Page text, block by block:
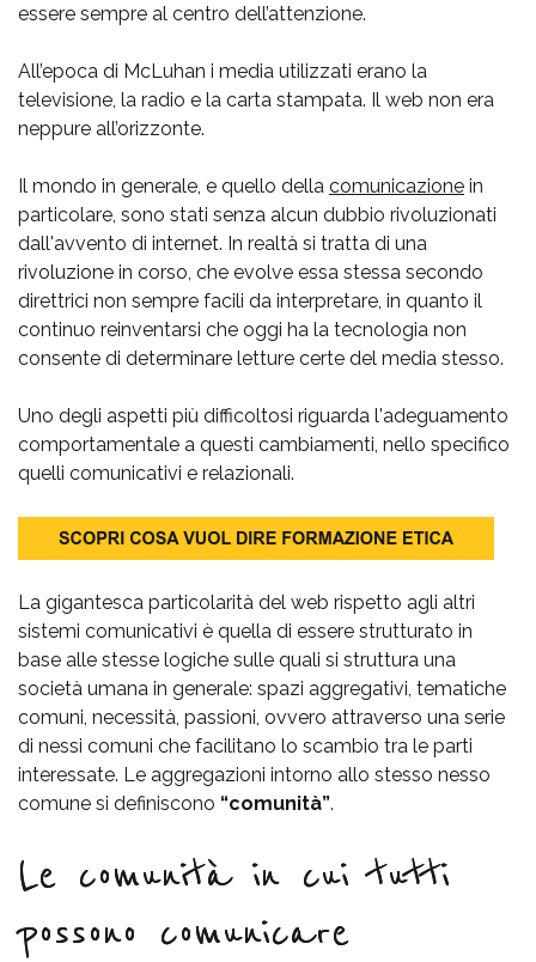
essere sempre al centro dell’attenzione.
All’epoca di McLuhan i media utilizzati erano la
televisione, la radio e la carta stampata. Il web non era
neppure all’orizzonte.
Il mondo in generale, e quello della comunicazione in
particolare, sono stati senza alcun dubbio rivoluzionati
dall'avvento di internet. In realtà si tratta di una
rivoluzione in corso, che evolve essa stessa secondo
direttrici non sempre facili da interpretare, in quanto il
continuo reinventarsi che oggi ha la tecnologia non
consente di determinare letture certe del media stesso.
Uno degli aspetti più difficoltosi riguarda l'adeguamento
comportamentale a questi cambiamenti, nello specifico
quelli comunicativi e relazionali.
La gigantesca particolarità del web rispetto agli altri
sistemi comunicativi è quella di essere strutturato in
base alle stesse logiche sulle quali si struttura una
società umana in generale: spazi aggregativi, tematiche
comuni, necessità, passioni, ovvero attraverso una serie
di nessi comuni che facilitano lo scambio tra le parti
interessate. Le aggregazioni intorno allo stesso nesso
comune si definiscono “comunità”.
Le comunità in cui tutti
possono comunicare